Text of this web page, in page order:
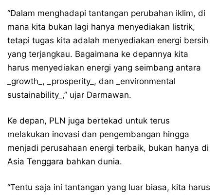
“Dalam menghadapi tantangan perubahan iklim, di
mana kita bukan lagi hanya menyediakan listrik,
tetapi tugas kita adalah menyediakan energi bersih
yang terjangkau. Bagaimana ke depannya kita
harus menyediakan energi yang seimbang antara
_growth_, _prosperity_, dan _environmental
sustainability_,” ujar Darmawan.
Ke depan, PLN juga bertekad untuk terus
melakukan inovasi dan pengembangan hingga
menjadi perusahaan energi terbaik, bukan hanya di
Asia Tenggara bahkan dunia.
“Tentu saja ini tantangan yang luar biasa, kita harus